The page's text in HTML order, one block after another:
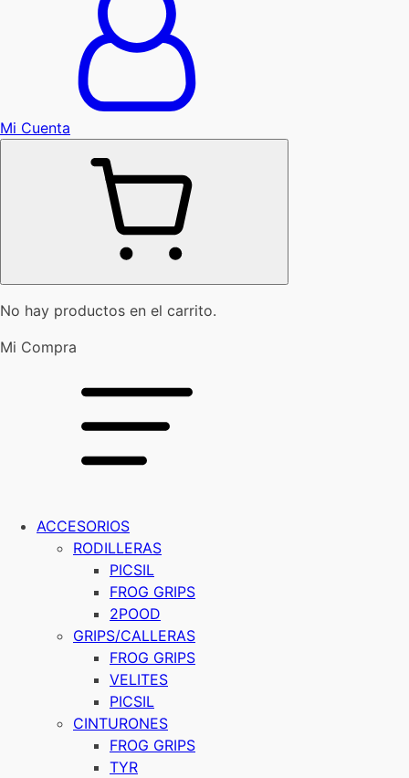
Mi Cuenta
No hay productos en el carrito.
Mi Compra
ACCESORIOS
RODILLERAS
PICSIL
FROG GRIPS
2POOD
GRIPS/CALLERAS
FROG GRIPS
VELITES
PICSIL
CINTURONES
FROG GRIPS
TYR